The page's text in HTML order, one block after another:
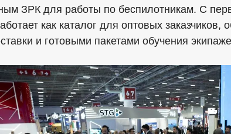
ЗРК для работы по беспилотникам. С
как каталог для оптовых заказчиков,
и готовыми пакетами обучения